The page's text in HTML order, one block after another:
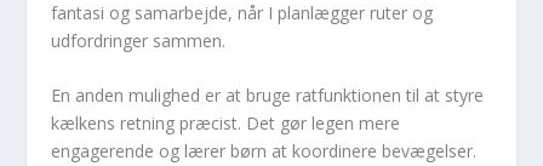
fantasi og samarbejde, når I planlægger ruter og
udfordringer sammen.
En anden mulighed er at bruge ratfunktionen til at styre
kælkens retning præcist. Det gør legen mere
engagerende og lærer børn at koordinere bevægelser.